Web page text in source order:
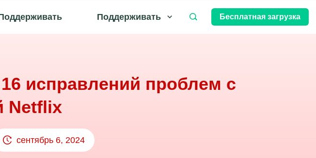
Поддерживать Бесплатная загрузка
исправлений проблем с
Netflix
сентябрь 6, 2024